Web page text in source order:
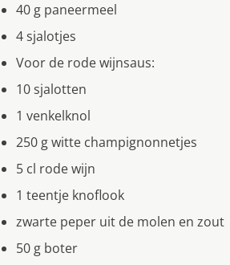
40 g paneermeel
4 sjalotjes
Voor de rode wijnsaus:
10 sjalotten
1 venkelknol
250 g witte champignonnetjes
5 cl rode wijn
1 teentje knoflook
zwarte peper uit de molen en zout
50 g boter